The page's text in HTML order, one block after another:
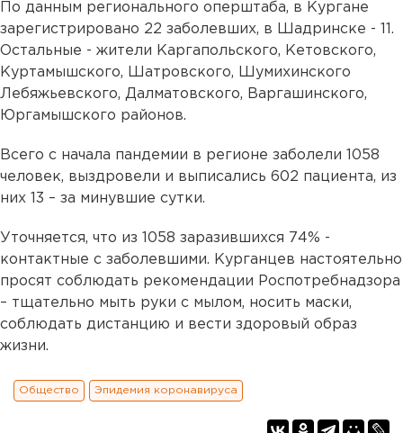
По данным регионального оперштаба, в Кургане
зарегистрировано 22 заболевших, в Шадринске - 11.
Остальные - жители Каргапольского, Кетовского,
Куртамышского, Шатровского, Шумихинского
Лебяжьевского, Далматовского, Варгашинского,
Юргамышского районов.
Всего с начала пандемии в регионе заболели 1058
человек, выздровели и выписались 602 пациента, из
них 13 – за минувшие сутки.
Уточняется, что из 1058 заразившихся 74% -
контактные с заболевшими. Курганцев настоятельно
просят соблюдать рекомендации Роспотребнадзора
– тщательно мыть руки с мылом, носить маски,
соблюдать дистанцию и вести здоровый образ
жизни.
Общество Эпидемия коронавируса